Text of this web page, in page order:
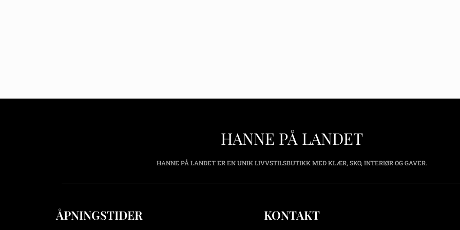
HANNE PÅ LANDET
HANNE PÅ LANDET ER EN UNIK LIVVSTILSBUTIKK MED KLÆR, SKO, INTERIØR OG GAVER.
ÅPNINGSTIDER KONTAKT